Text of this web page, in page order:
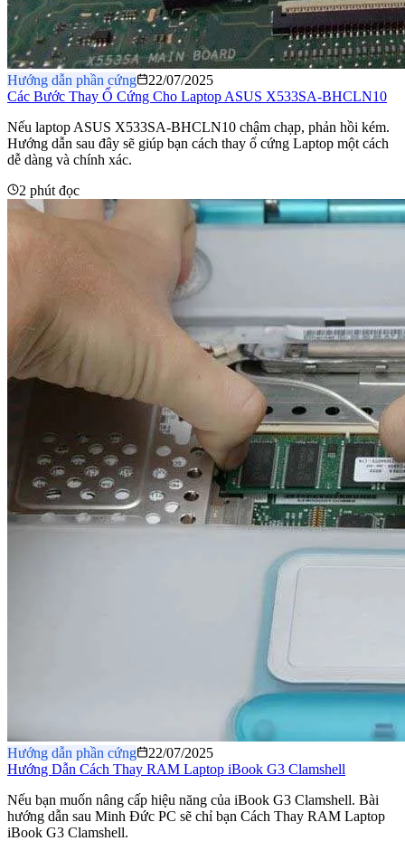
Hướng dẫn phần cứng
22/07/2025
Các Bước Thay Ổ Cứng Cho Laptop ASUS X533SA-BHCLN10
Nếu laptop ASUS X533SA-BHCLN10 chậm chạp, phản hồi kém.
Hướng dẫn sau đây sẽ giúp bạn cách thay ổ cứng Laptop một cách
dễ dàng và chính xác.
2 phút đọc
Hướng dẫn phần cứng
22/07/2025
Hướng Dẫn Cách Thay RAM Laptop iBook G3 Clamshell
Nếu bạn muốn nâng cấp hiệu năng của iBook G3 Clamshell. Bài
hướng dẫn sau Minh Đức PC sẽ chỉ bạn Cách Thay RAM Laptop
iBook G3 Clamshell.